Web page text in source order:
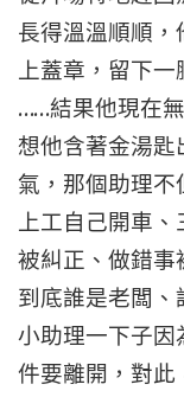
長得溫溫順順
上蓋章，留下一
……結果他現在
想他含著金湯匙
氣，那個助理不
上工自己開車
被糾正、做錯
到底誰是老闆、
小助理一下子因
件要離開，對此